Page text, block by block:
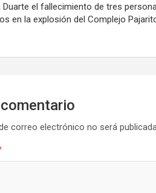
el fallecimiento de tres
en la explosión del Complejo
correo electrónico no será